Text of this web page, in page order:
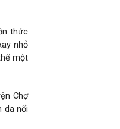
thức
nhỏ
một
Chợ
da nổi